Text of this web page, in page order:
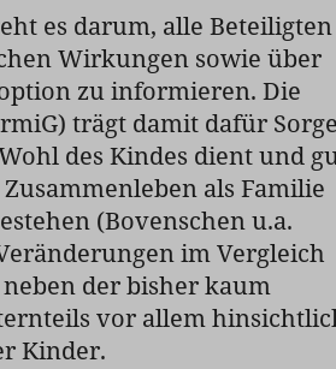
es darum, alle Beteiligten
Wirkungen sowie über
zu informieren. Die
trägt damit dafür
des Kindes dient und
als Familie
(Bovenschen u.a.
im Vergleich
der bisher kaum
vor allem
Kinder.